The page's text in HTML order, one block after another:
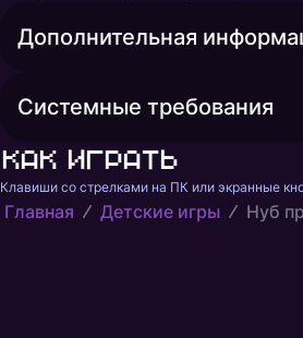
Дополнительная
Системные требования
Как играть
Клавиши со стрелками на ПК или экранные
Главная Детские игры Нуб